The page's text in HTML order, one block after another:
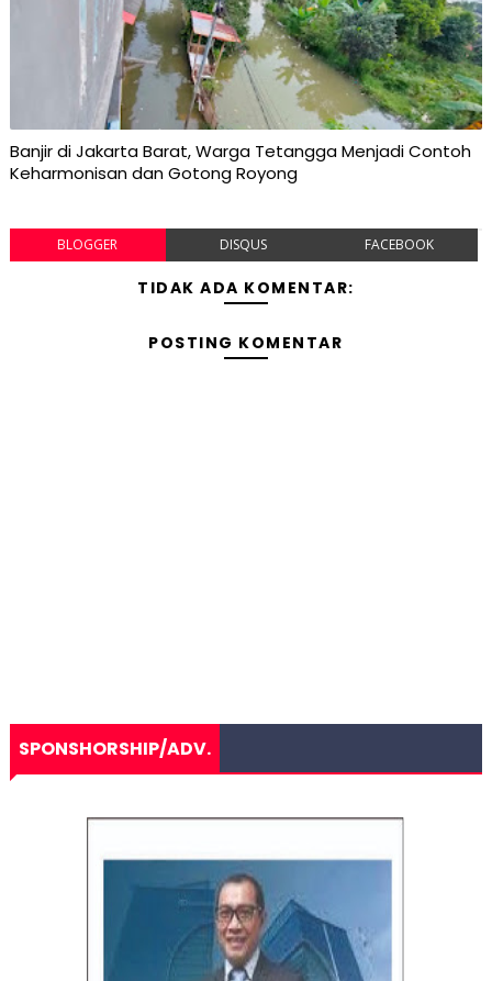
Banjir di Jakarta Barat, Warga Tetangga Menjadi Contoh
Keharmonisan dan Gotong Royong
BLOGGER DISQUS FACEBOOK
TIDAK ADA KOMENTAR:
POSTING KOMENTAR
SPONSHORSHIP/ADV.